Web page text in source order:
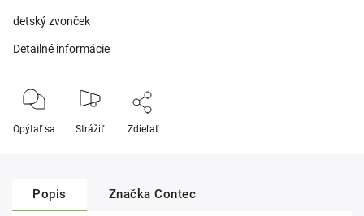
detský zvonček
Detailné informácie
Opýtať sa Strážiť Zdieľať
Popis Značka Contec